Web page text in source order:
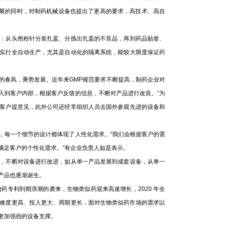
同时，对制药机械设备也提出了更高的要求，高技术、高自
头孢粉针分装扎盖、分拣出扎盖的不良品，再到药品贴签、
行全自动生产，尤其是自动化的隔离系统，能较大限度保证药
风，乘势发展。近年来GMP规范要求不断提高，制药企业对
客户内部，根据客户反馈的信息，不断对产品进行改良。“为
户提意见，此外公司还经常组织人员去国外参观先进的设备和
一个细节的设计都体现了人性化需求。“我们会根据客户的需
客户的个性化需求。”有企业负责人如是表示。
断对设备进行改进，如从单一产品发展到成套设备，从单一
也逐渐诞生。
利到期浪潮的袭来，生物类似药迎来高速增长，2020 年全
度更高、投入更大、周期更长，面对生物类似药市场的需求以
强劲的设备支撑。